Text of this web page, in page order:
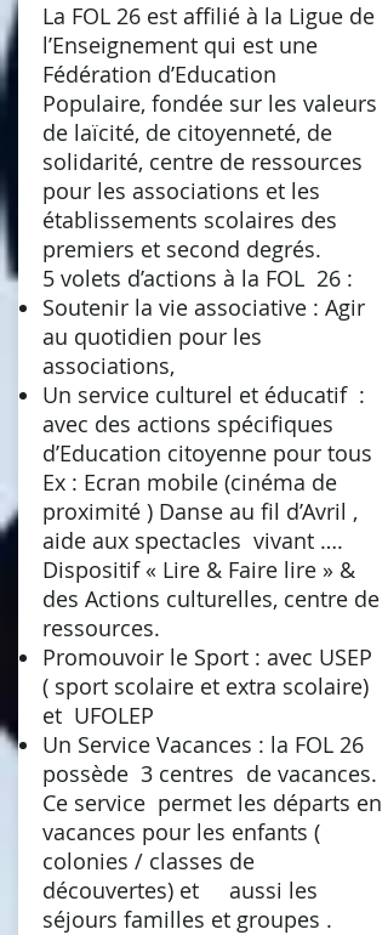
La FOL 26 est affilié à la Ligue de
l’Enseignement qui est une
Fédération d’Education
Populaire, fondée sur les valeurs
de laïcité, de citoyenneté, de
solidarité, centre de ressources
pour les associations et les
établissements scolaires des
premiers et second degrés.
5 volets d’actions à la FOL 26 :
Soutenir la vie associative : Agir
au quotidien pour les
associations,
Un service culturel et éducatif :
avec des actions spécifiques
d’Education citoyenne pour tous
Ex : Ecran mobile (cinéma de
proximité ) Danse au fil d’Avril ,
aide aux spectacles vivant ….
Dispositif « Lire & Faire lire » &
des Actions culturelles, centre de
ressources.
Promouvoir le Sport : avec USEP
( sport scolaire et extra scolaire)
et UFOLEP
Un Service Vacances : la FOL 26
possède 3 centres de vacances.
Ce service permet les départs en
vacances pour les enfants (
colonies / classes de
découvertes) et aussi les
séjours familles et groupes .